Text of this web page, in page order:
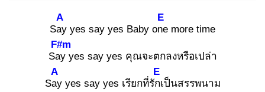
Say
A
yes say yes Baby one
E
more time
Say
F#m
yes say yes คุณจะตกลงหรือเปล่า
Say
A
yes say yes เรียกที่รักเ
E
ป็นสรรพนาม